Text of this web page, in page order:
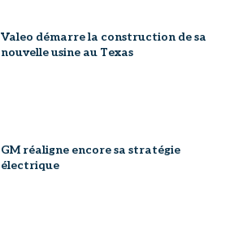
Valeo démarre la construction de sa
nouvelle usine au Texas
GM réaligne encore sa stratégie
électrique